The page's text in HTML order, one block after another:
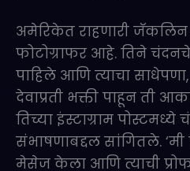
अमेरिकेत राहणारी जॅकलिन
फोटोग्राफर आहे. तिने चंदनचे
पाहिले आणि त्याचा
देवाप्रती भक्ती पाहून ती
तिच्या इंस्टाग्राम
संभाषणाबद्दल सांगितले.
मेसेज केला आणि त्याची